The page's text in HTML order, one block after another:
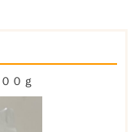
０ｇ